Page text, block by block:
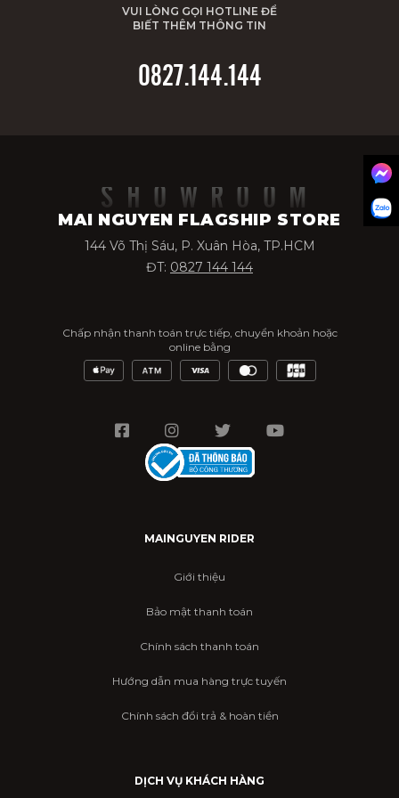
VUI LÒNG GỌI HOTLINE ĐỂ
BIẾT THÊM THÔNG TIN
0827.144.144
MAINGUYEN RIDER
Giới thiệu
Bảo mật thanh toán
Chính sách thanh toán
Hướng dẫn mua hàng trực tuyến
Chính sách đổi trả & hoàn tiền
DỊCH VỤ KHÁCH HÀNG
SHOWROOM
MAI NGUYEN FLAGSHIP STORE
144 Võ Thị Sáu, P. Xuân Hòa, TP.HCM
ĐT: 0827 144 144
Chấp nhận thanh toán trực tiếp, chuyển khoản hoặc
online bằng